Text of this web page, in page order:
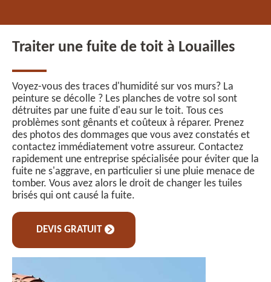
Traiter une fuite de toit à Louailles
Voyez-vous des traces d'humidité sur vos murs? La
peinture se décolle ? Les planches de votre sol sont
détruites par une fuite d'eau sur le toit. Tous ces
problèmes sont gênants et coûteux à réparer. Prenez
des photos des dommages que vous avez constatés et
contactez immédiatement votre assureur. Contactez
rapidement une entreprise spécialisée pour éviter que la
fuite ne s'aggrave, en particulier si une pluie menace de
tomber. Vous avez alors le droit de changer les tuiles
brisés qui ont causé la fuite.
DEVIS GRATUIT